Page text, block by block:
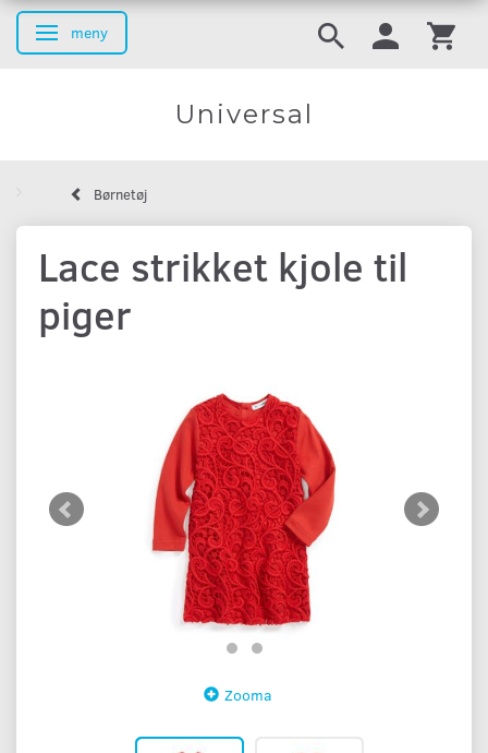
Ändra navigering
meny
Universal
Børnetøj
Lace strikket kjole til
piger
Zooma